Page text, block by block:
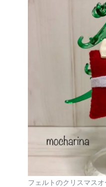
フェルトのクリスマス